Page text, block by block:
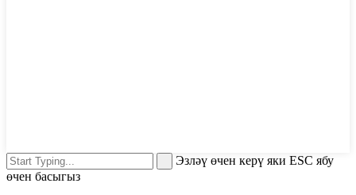
Эзләү өчен керү яки ESC ябу
өчен басыгыз